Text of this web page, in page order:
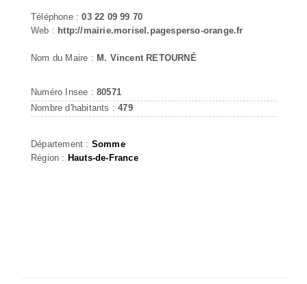
Téléphone :03 22 09 99 70
Web : http://mairie.morisel.pagesperso-orange.fr
Nom du Maire : M. Vincent RETOURNÉ
Numéro Insee : 80571
Nombre d'habitants :479
Département : Somme
Région : Hauts-de-France